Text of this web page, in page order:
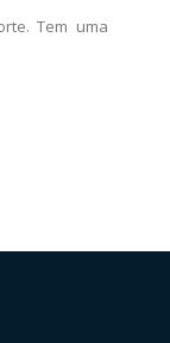
Tem uma